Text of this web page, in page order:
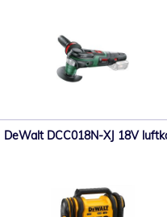
DeWalt DCC018N-XJ 18V